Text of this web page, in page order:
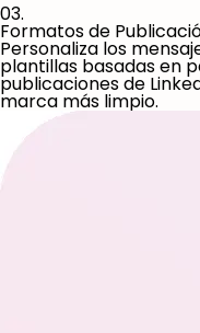
03.
Formatos de
Personaliza los
plantillas basadas en
publicaciones de
marca más limpio.